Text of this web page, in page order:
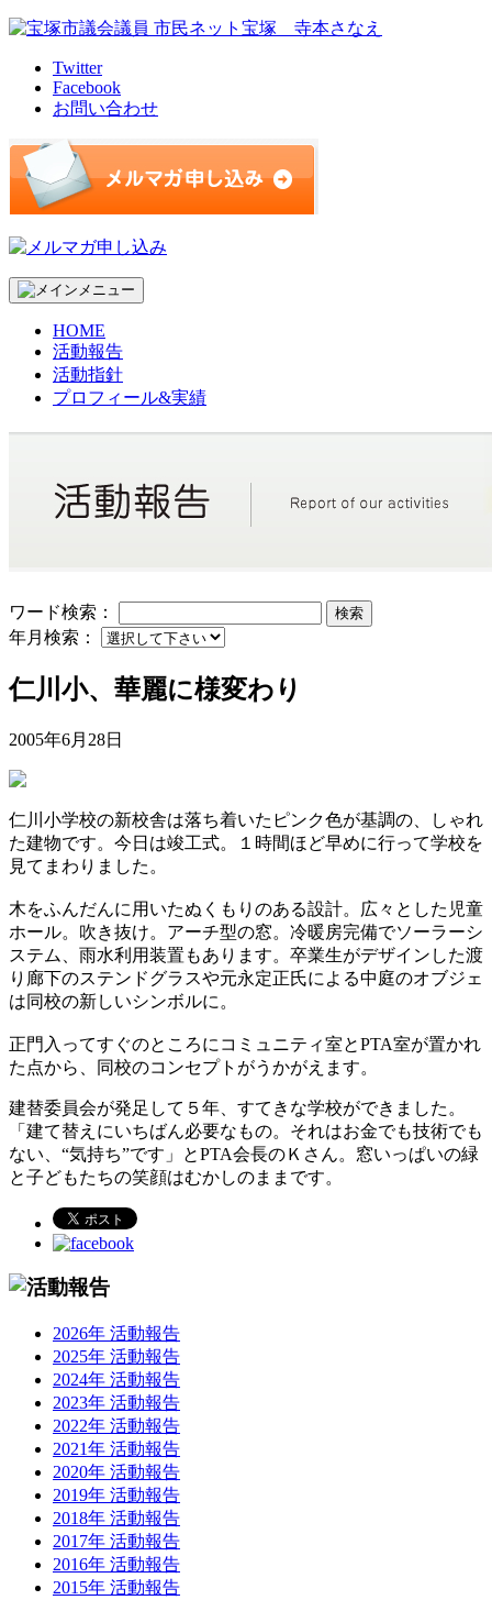
Skip
contentTwitter
Facebook
お問い合わせ
HOME
活動報告
活動指針
プロフィール&実績
ワード検索： 検索
年月検索：
仁川小、華麗に様変わり
2005年6月28日
仁川小学校の新校舎は落ち着いたピンク色が基調の、しゃれ
た建物です。今日は竣工式。１時間ほど早めに行って学校を
見てまわりました。
木をふんだんに用いたぬくもりのある設計。広々とした児童
ホール。吹き抜け。アーチ型の窓。冷暖房完備でソーラーシ
ステム、雨水利用装置もあります。卒業生がデザインした渡
り廊下のステンドグラスや元永定正氏による中庭のオブジェ
は同校の新しいシンボルに。
正門入ってすぐのところにコミュニティ室とPTA室が置かれ
た点から、同校のコンセプトがうかがえます。
建替委員会が発足して５年、すてきな学校ができました。
「建て替えにいちばん必要なもの。それはお金でも技術でも
ない、“気持ち”です」とPTA会長のＫさん。窓いっぱいの緑
と子どもたちの笑顔はむかしのままです。
2026年 活動報告
2025年 活動報告
2024年 活動報告
2023年 活動報告
2022年 活動報告
2021年 活動報告
2020年 活動報告
2019年 活動報告
2018年 活動報告
2017年 活動報告
2016年 活動報告
2015年 活動報告